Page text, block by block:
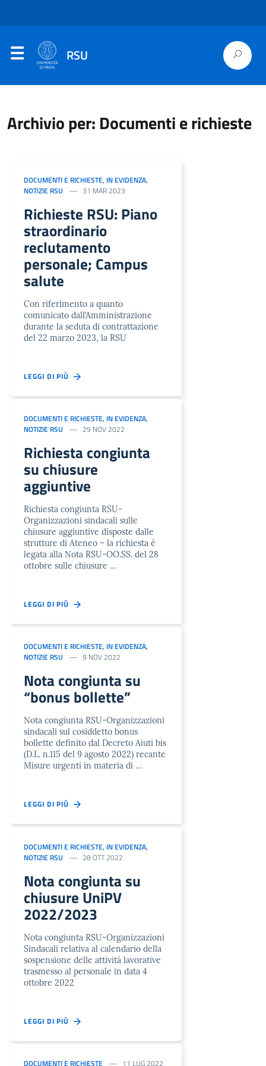
RSU
Archivio per: Documenti e richieste
DOCUMENTI E RICHIESTE, IN EVIDENZA,
NOTIZIE RSU
31 MAR 2023
Richieste RSU: Piano
straordinario
reclutamento
personale; Campus
salute
Con riferimento a quanto
comunicato dall’Amministrazione
durante la seduta di contrattazione
del 22 marzo 2023, la RSU
LEGGI DI PIÙ
DOCUMENTI E RICHIESTE, IN EVIDENZA,
NOTIZIE RSU
29 NOV 2022
Richiesta congiunta
su chiusure
aggiuntive
Richiesta congiunta RSU-
Organizzazioni sindacali sulle
chiusure aggiuntive disposte dalle
strutture di Ateneo – la richiesta è
legata alla Nota RSU-OO.SS. del 28
ottobre sulle chiusure …
LEGGI DI PIÙ
DOCUMENTI E RICHIESTE, IN EVIDENZA,
NOTIZIE RSU
9 NOV 2022
Nota congiunta su
“bonus bollette”
Nota congiunta RSU-Organizzazioni
sindacali sul cosiddetto bonus
bollette definito dal Decreto Aiuti bis
(D.L. n.115 del 9 agosto 2022) recante
Misure urgenti in materia di …
LEGGI DI PIÙ
DOCUMENTI E RICHIESTE, IN EVIDENZA,
NOTIZIE RSU
28 OTT 2022
Nota congiunta su
chiusure UniPV
2022/2023
Nota congiunta RSU-Organizzazioni
Sindacali relativa al calendario della
sospensione delle attività lavorative
trasmesso al personale in data 4
ottobre 2022
LEGGI DI PIÙ
DOCUMENTI E RICHIESTE 11 LUG 2022